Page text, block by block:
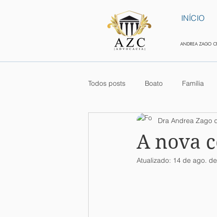
INÍCIO
ANDREA ZAGO
Todos posts Boato Família
Colaborador Internacional
A nova
Dra Andrea Zago
Atualizado: 14 de ago.